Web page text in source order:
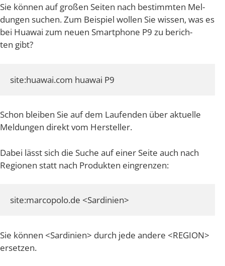
Sie kön­nen auf gro­ßen Sei­ten nach bestimm­ten Mel­
dun­gen suchen. Zum Bei­spiel wol­len Sie wis­sen, was es
bei Hua­wai zum neu­en Smart­phone P9 zu berich­
ten gibt?
Schon blei­ben Sie auf dem Lau­fen­den über aktu­el­le
Mel­dun­gen direkt vom Hersteller.
Dabei lässt sich die Suche auf einer Sei­te auch nach
Regio­nen statt nach Pro­duk­ten eingrenzen:
Sie kön­nen <Sar­di­ni­en> durch jede ande­re <REGI­ON>
ersetzen.